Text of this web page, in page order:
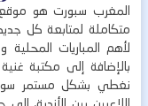
المغرب سبورت هو
متكاملة لمتابعة كل
لأهم المباريات المحلية
بالإضافة إلى مكتبة
نغطي بشكل مستمر سوق